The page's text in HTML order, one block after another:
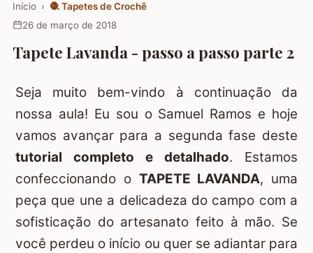
Início › 🧶 Tapetes de Crochê
26 de março de 2018
Tapete Lavanda - passo a passo parte 2
Seja muito bem-vindo à continuação da
nossa aula! Eu sou o Samuel Ramos e hoje
vamos avançar para a segunda fase deste
tutorial completo e detalhado. Estamos
confeccionando o TAPETE LAVANDA, uma
peça que une a delicadeza do campo com a
sofisticação do artesanato feito à mão. Se
você perdeu o início ou quer se adiantar para